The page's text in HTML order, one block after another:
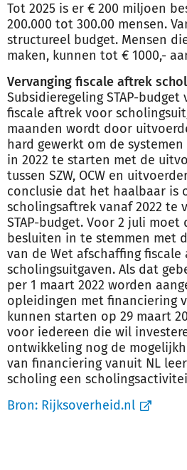
Tot 2025 is er € 200 miljoen
200.000 tot 300.00 mensen.
structureel budget. Mensen
maken, kunnen tot € 1000,-
Vervanging fiscale aftrek
Subsidieregeling STAP-
fiscale aftrek voor
maanden wordt door
hard gewerkt om de
in 2022 te starten met de
tussen SZW, OCW en
conclusie dat het haalbaar is
scholingsaftrek vanaf 2022 te
STAP-budget. Voor 2 juli moet
besluiten in te stemmen met
van de Wet afschaffing fiscale
scholingsuitgaven. Als dat
per 1 maart 2022 worden
opleidingen met financiering
kunnen starten op 29 maart
voor iedereen die wil
ontwikkeling nog de
van financiering vanuit NL
scholing een
Bron: Rijksoverheid.nl